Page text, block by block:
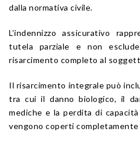
dalla normativa civile.
L’indennizzo assicurativo
tutela parziale e non
risarcimento completo al
Il risarcimento integrale può
tra cui il danno biologico, il
mediche e la perdita di
vengono coperti completamente